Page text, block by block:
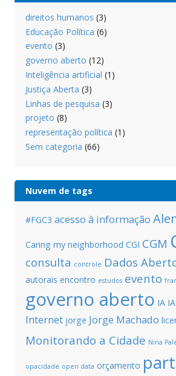
direitos humanos (3)
Educação Política (6)
evento (3)
governo aberto (12)
Inteligência artificial (1)
Justiça Aberta (3)
Linhas de pesquisa (3)
projeto (8)
representação política (1)
Sem categoria (66)
Nuvem de tags
#FGC3 acesso à informação
Caring my neighborhood CGI CGM
consulta controle Dados
autorais encontro estudos evento
governo aberto IA
Internet jorge Jorge Machado
Monitorando a Cidade Nina
opacidade open data orçamento